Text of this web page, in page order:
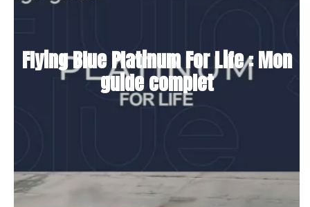
Flying Blue Platinum For Life : Mon
guide complet